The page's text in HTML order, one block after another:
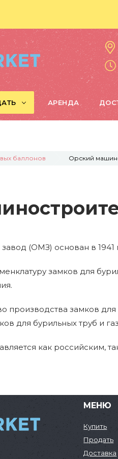
АРЕНДА
баллонов Орский
(ОМЗ) основан в 1941
замков для
замков
для бурильных труб и
как российским,
МЕНЮ
Купить
Продать
Доставка